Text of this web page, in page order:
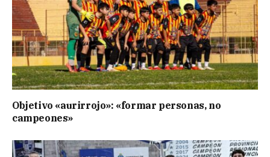
Objetivo «aurirrojo»: «formar personas, no
campeones»